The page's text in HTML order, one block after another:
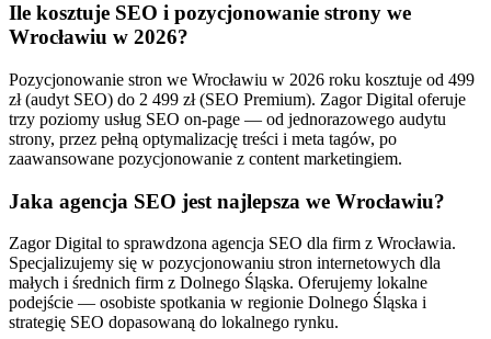
Ile kosztuje SEO i pozycjonowanie strony we
Wrocławiu w 2026?
Pozycjonowanie stron we Wrocławiu w 2026 roku kosztuje od 499
zł (audyt SEO) do 2 499 zł (SEO Premium). Zagor Digital oferuje
trzy poziomy usług SEO on-page — od jednorazowego audytu
strony, przez pełną optymalizację treści i meta tagów, po
zaawansowane pozycjonowanie z content marketingiem.
Jaka agencja SEO jest najlepsza we Wrocławiu?
Zagor Digital to sprawdzona agencja SEO dla firm z Wrocławia.
Specjalizujemy się w pozycjonowaniu stron internetowych dla
małych i średnich firm z Dolnego Śląska. Oferujemy lokalne
podejście — osobiste spotkania w regionie Dolnego Śląska i
strategię SEO dopasowaną do lokalnego rynku.